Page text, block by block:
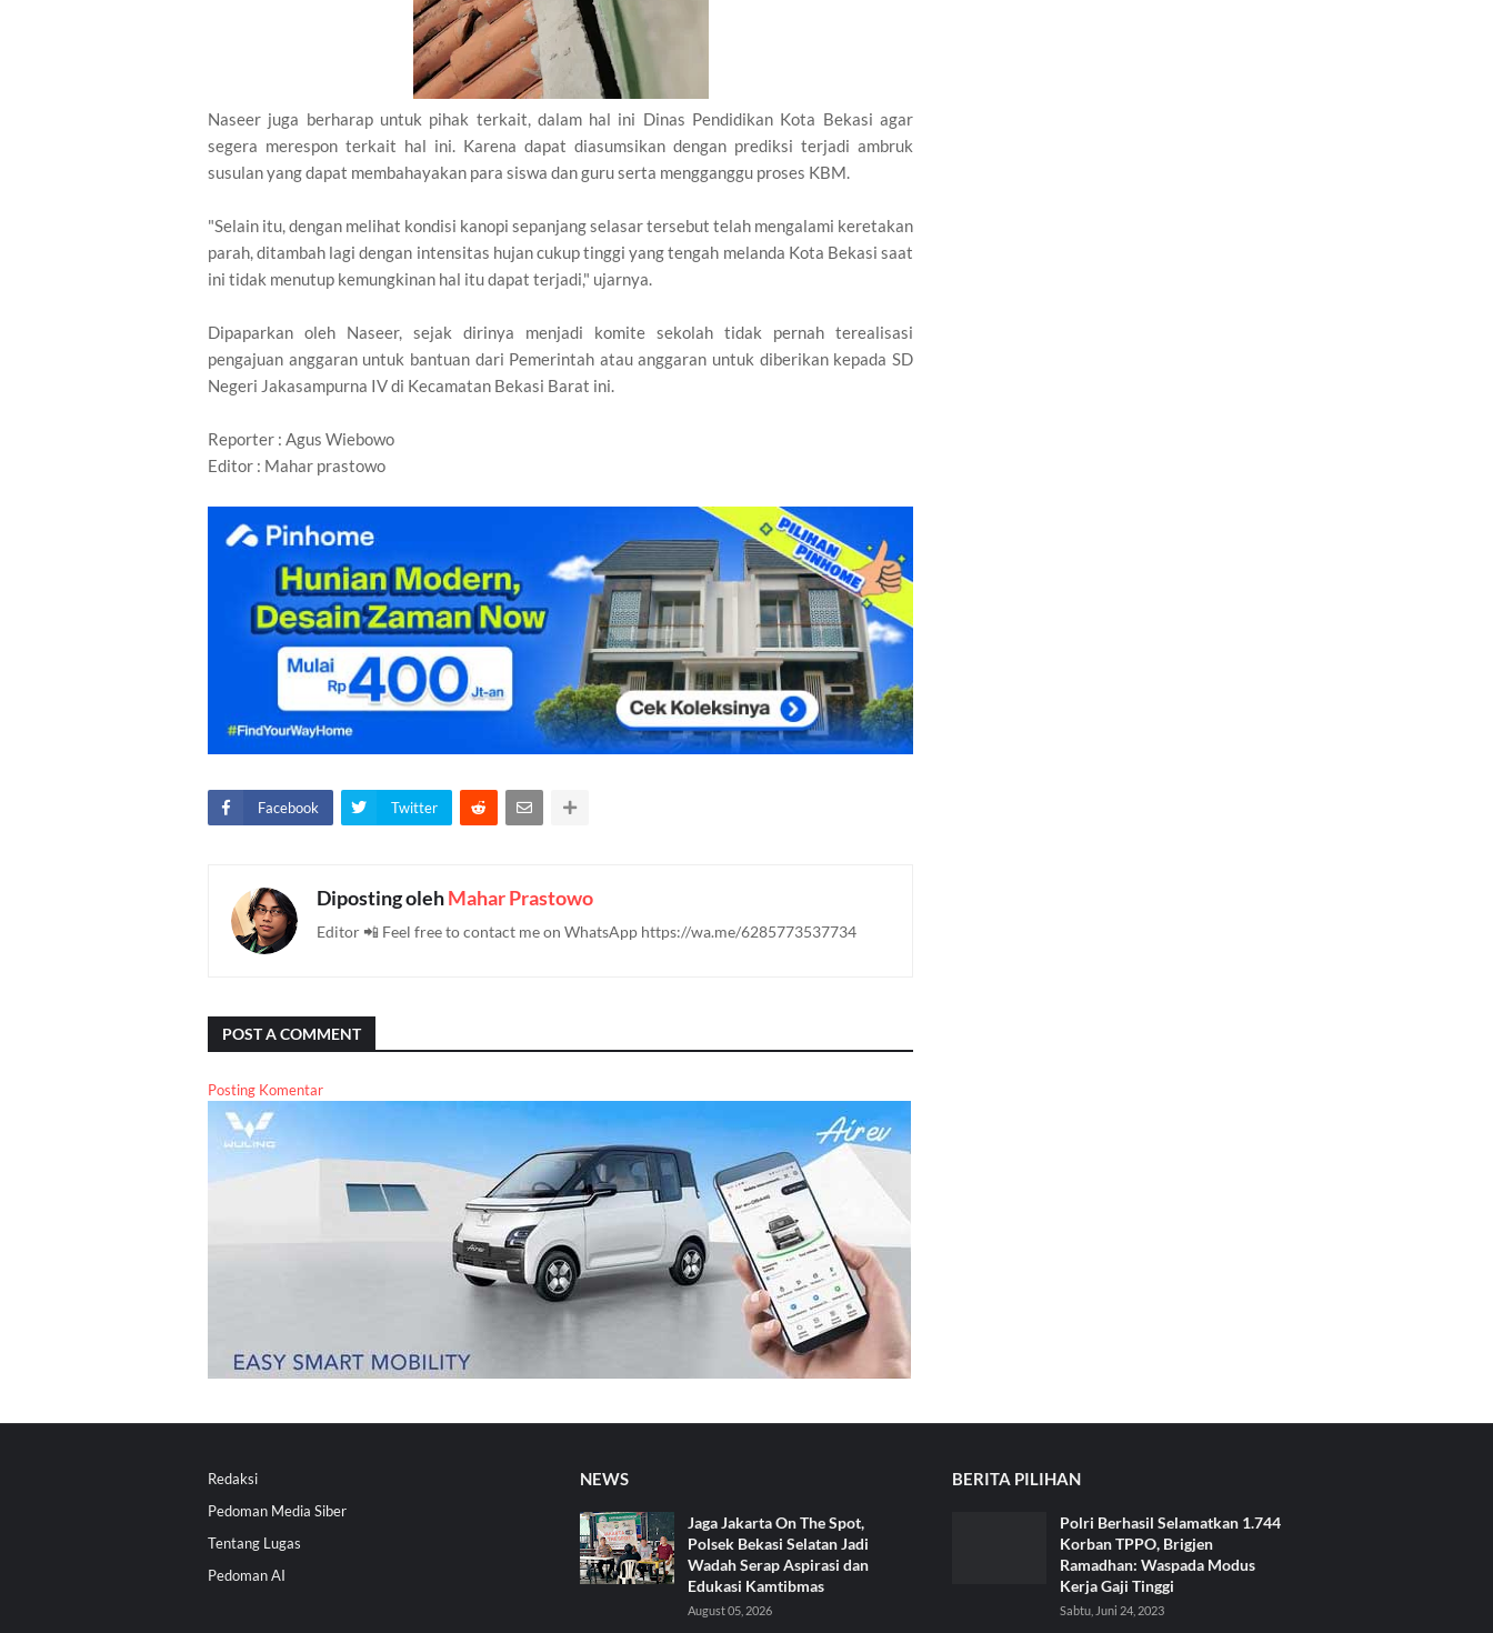
Naseer juga berharap untuk pihak terkait, dalam hal ini Dinas Pendidikan Kota Bekasi agar
segera merespon terkait hal ini. Karena dapat diasumsikan dengan prediksi terjadi ambruk
susulan yang dapat membahayakan para siswa dan guru serta mengganggu proses KBM.
"Selain itu, dengan melihat kondisi kanopi sepanjang selasar tersebut telah mengalami keretakan
parah, ditambah lagi dengan intensitas hujan cukup tinggi yang tengah melanda Kota Bekasi saat
ini tidak menutup kemungkinan hal itu dapat terjadi," ujarnya.
Dipaparkan oleh Naseer, sejak dirinya menjadi komite sekolah tidak pernah terealisasi
pengajuan anggaran untuk bantuan dari Pemerintah atau anggaran untuk diberikan kepada SD
Negeri Jakasampurna IV di Kecamatan Bekasi Barat ini.
Reporter : Agus Wiebowo
Editor : Mahar prastowo
Facebook Twitter
Diposting olehMahar Prastowo
Editor 📲 Feel free to contact me on WhatsApp https://wa.me/6285773537734
POST A COMMENT
Posting Komentar
Redaksi
Pedoman Media Siber
Tentang Lugas
Pedoman AI
NEWS
Jaga Jakarta On The Spot,
Polsek Bekasi Selatan Jadi
Wadah Serap Aspirasi dan
Edukasi Kamtibmas
August 05, 2026
BERITA PILIHAN
Polri Berhasil Selamatkan 1.744
Korban TPPO, Brigjen
Ramadhan: Waspada Modus
Kerja Gaji Tinggi
Sabtu, Juni 24, 2023